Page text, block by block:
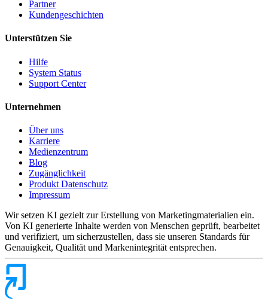
Partner
Kundengeschichten
Unterstützen Sie
Hilfe
System Status
Support Center
Unternehmen
Über uns
Karriere
Medienzentrum
Blog
Zugänglichkeit
Produkt Datenschutz
Impressum
Wir setzen KI gezielt zur Erstellung von Marketingmaterialien ein.
Von KI generierte Inhalte werden von Menschen geprüft, bearbeitet
und verifiziert, um sicherzustellen, dass sie unseren Standards für
Genauigkeit, Qualität und Markenintegrität entsprechen.